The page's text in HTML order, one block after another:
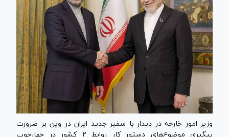
وزیر امور خارجه در دیدار با سفیر جدید ایران در وین بر ضرورت
پیگیری موضوع‌های دستور کار روابط ۲ کشور در چهارچوب